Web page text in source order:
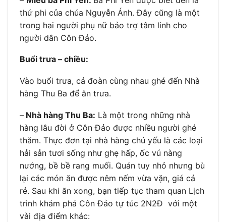
thứ phi của chúa Nguyễn Ánh. Đây cũng là một
trong hai người phụ nữ bảo trợ tâm linh cho
người dân Côn Đảo.
Buổi trưa – chiều:
Vào buổi trưa, cả đoàn cùng nhau ghé đến Nhà
hàng Thu Ba để ăn trưa.
– Nhà hàng Thu Ba: Là một trong những nhà
hàng lâu đời ở Côn Đảo được nhiều người ghé
thăm. Thực đơn tại nhà hàng chủ yếu là các loại
hải sản tươi sống như ghẹ hấp, ốc vú nàng
nướng, bề bề rang muối. Quán tuy nhỏ nhưng bù
lại các món ăn được nêm nếm vừa vặn, giá cả
rẻ. Sau khi ăn xong, bạn tiếp tục tham quan Lịch
trình khám phá Côn Đảo tự túc 2N2Đ với một
vài địa điểm khác: